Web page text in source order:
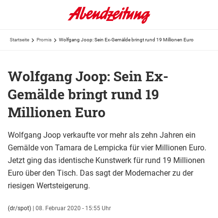
Startseite Promis Wolfgang Joop: Sein Ex-Gemälde bringt rund 19 Millionen Euro
Wolfgang Joop: Sein Ex-
Gemälde bringt rund 19
Millionen Euro
Wolfgang Joop verkaufte vor mehr als zehn Jahren ein
Gemälde von Tamara de Lempicka für vier Millionen Euro.
Jetzt ging das identische Kunstwerk für rund 19 Millionen
Euro über den Tisch. Das sagt der Modemacher zu der
riesigen Wertsteigerung.
(dr/spot) | 08. Februar 2020 - 15:55 Uhr